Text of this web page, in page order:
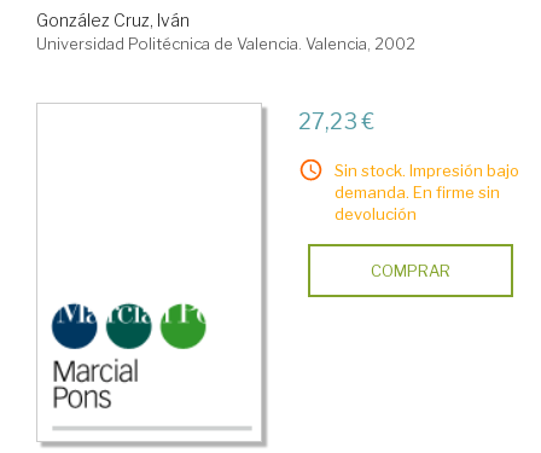
González Cruz, Iván
Universidad Politécnica de Valencia. Valencia, 2002
27,23 €
Sin stock. Impresión bajo
demanda. En firme sin
devolución
COMPRAR